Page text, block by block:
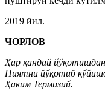
2019 йил.
ЧОРЛОВ
Ҳар қандай йўқотишдан
Ниятни йўқотиб
Ҳаким Термизий.